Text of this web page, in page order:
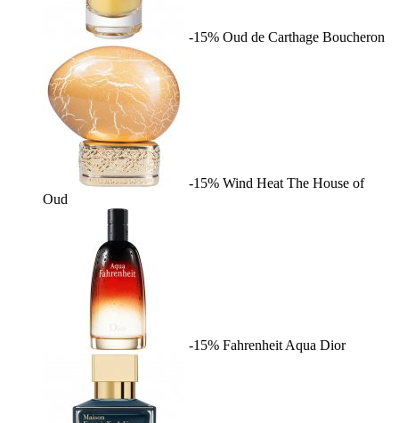
-15% Oud de Carthage Boucheron
-15% Wind Heat The House of
Oud
-15% Fahrenheit Aqua Dior